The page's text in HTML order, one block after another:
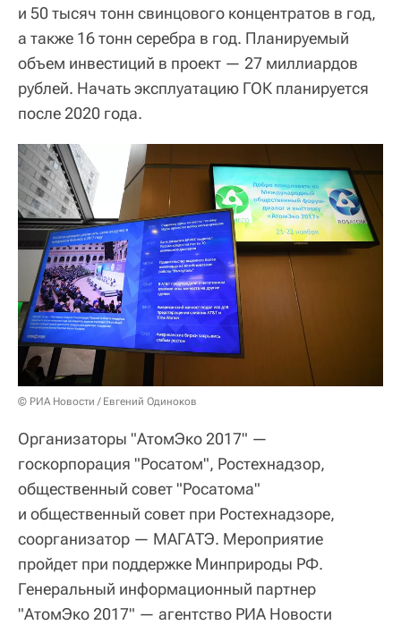
и 50 тысяч тонн свинцового концентратов в год,
а также 16 тонн серебра в год. Планируемый
объем инвестиций в проект — 27 миллиардов
рублей. Начать эксплуатацию ГОК планируется
после 2020 года.
© РИА Новости / Евгений Одиноков
Организаторы "АтомЭко 2017" —
госкорпорация "Росатом", Ростехнадзор,
общественный совет "Росатома"
и общественный совет при Ростехнадзоре,
соорганизатор — МАГАТЭ. Мероприятие
пройдет при поддержке Минприроды РФ.
Генеральный информационный партнер
"АтомЭко 2017" — агентство РИА Новости